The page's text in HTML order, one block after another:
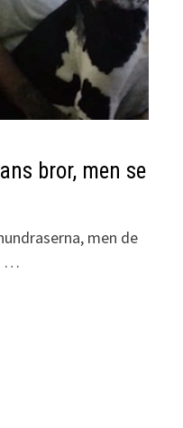
bror, men se
men de
…